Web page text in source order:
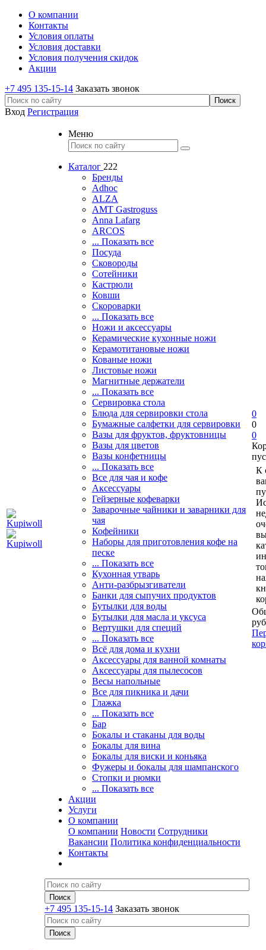
О компании
Контакты
Условия оплаты
Условия доставки
Условия получения скидок
Акции
+7 495 135-15-14 Заказать звонок
Вход Регистрация
Меню
Каталог 222
Бренды
Adhoc
ALZA
AMT Gastroguss
Anna Lafarg
ARCOS
... Показать все
Посуда
Сковороды
Сотейники
Кастрюли
Ковши
Скороварки
... Показать все
Ножи и аксессуары
Керамические кухонные ножи
Керамотитановые ножи
Кованые ножи
Листовые ножи
Магнитные держатели
... Показать все
Сервировка стола
Блюда для сервировки стола
Бумажные салфетки для сервировки
Вазы для фруктов, фруктовницы
Вазы для цветов
Вазы конфетницы
... Показать все
Все для чая и кофе
Аксессуары
Гейзерные кофеварки
Заварочные чайники и заварники для
чая
Кофейники
Наборы для приготовления кофе на
песке
... Показать все
Кухонная утварь
Анти-разбрызгиватели
Банки для сыпучих продуктов
Бутылки для воды
Бутылки для масла и уксуса
Вертушки для специй
... Показать все
Всё для дома и кухни
Аксессуары для ванной комнаты
Аксессуары для пылесосов
Весы напольные
Все для пикника и дачи
Глажка
... Показать все
Бар
Бокалы и стаканы для воды
Бокалы для вина
Бокалы для виски и коньяка
Фужеры и бокалы для шампанского
Стопки и рюмки
... Показать все
Акции
Услуги
О компании
О компании Новости Сотрудники
Вакансии Политика конфиденциальности
Контакты
+7 495 135-15-14 Заказать звонок
0
0
0
К